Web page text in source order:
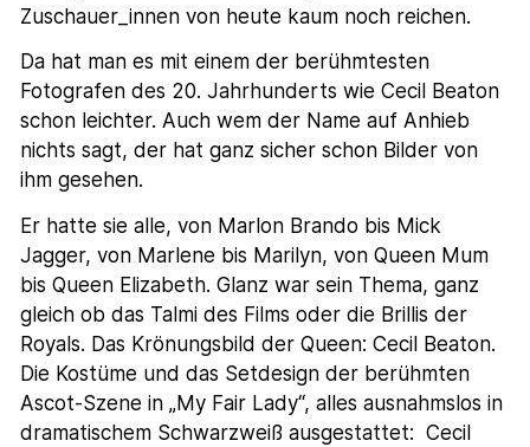
Zuschauer_innen von heute kaum noch reichen.
Da hat man es mit einem der berühmtesten
Fotografen des 20. Jahrhunderts wie Cecil Beaton
schon leichter. Auch wem der Name auf Anhieb
nichts sagt, der hat ganz sicher schon Bilder von
ihm gesehen.
Er hatte sie alle, von Marlon Brando bis Mick
Jagger, von Marlene bis Marilyn, von Queen Mum
bis Queen Elizabeth. Glanz war sein Thema, ganz
gleich ob das Talmi des Films oder die Brillis der
Royals. Das Krönungsbild der Queen: Cecil Beaton.
Die Kostüme und das Setdesign der berühmten
Ascot-Szene in „My Fair Lady“, alles ausnahmslos in
dramatischem Schwarzweiß ausgestattet: Cecil